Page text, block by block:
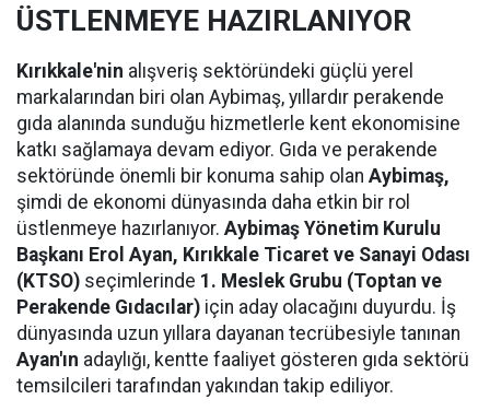
ÜSTLENMEYE HAZIRLANIYOR
Kırıkkale'nin alışveriş sektöründeki güçlü yerel
markalarından biri olan Aybimaş, yıllardır perakende
gıda alanında sunduğu hizmetlerle kent ekonomisine
katkı sağlamaya devam ediyor. Gıda ve perakende
sektöründe önemli bir konuma sahip olan Aybimaş,
şimdi de ekonomi dünyasında daha etkin bir rol
üstlenmeye hazırlanıyor. Aybimaş Yönetim Kurulu
Başkanı Erol Ayan, Kırıkkale Ticaret ve Sanayi Odası
(KTSO) seçimlerinde 1. Meslek Grubu (Toptan ve
Perakende Gıdacılar) için aday olacağını duyurdu. İş
dünyasında uzun yıllara dayanan tecrübesiyle tanınan
Ayan'ın adaylığı, kentte faaliyet gösteren gıda sektörü
temsilcileri tarafından yakından takip ediliyor.